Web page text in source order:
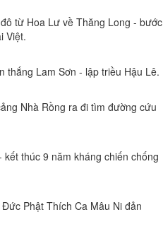
từ Hoa Lư về Thăng Long - bước
Việt.
thắng Lam Sơn - lập triều Hậu Lê.
Nhà Rồng ra đi tìm đường cứu
thúc 9 năm kháng chiến chống
Phật Thích Ca Mâu Ni đản